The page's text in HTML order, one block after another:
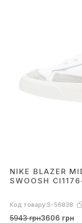
NIKE BLAZER
SWOOSH
Код товару:S-56838
5943 грн3606 грн